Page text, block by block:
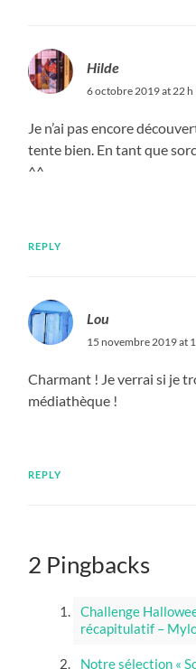
Hilde
6 octobre 2019 at 22 h
Je n’ai pas encore
tente bien. En tant que
^^
REPLY
Lou
15 novembre 2019 at
Charmant ! Je verrai si je
médiathèque !
REPLY
2 Pingbacks
Challenge
récapitulatif –
Notre sélection «